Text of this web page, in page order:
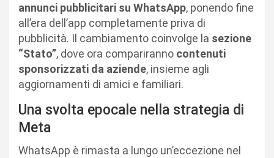
annunci pubblicitari su WhatsApp, ponendo fine
all’era dell’app completamente priva di
pubblicità. Il cambiamento coinvolge la sezione
“Stato”, dove ora compariranno contenuti
sponsorizzati da aziende, insieme agli
aggiornamenti di amici e familiari.
Una svolta epocale nella strategia di
Meta
WhatsApp è rimasta a lungo un’eccezione nel